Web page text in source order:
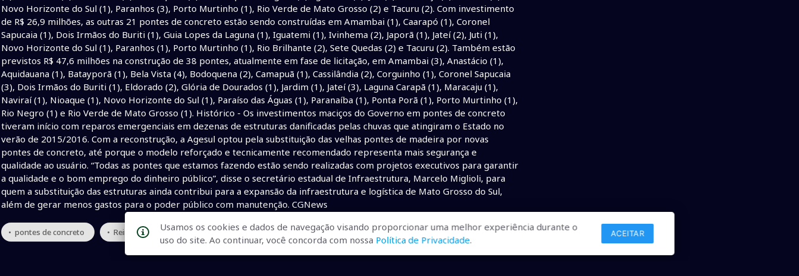
Novo Horizonte do Sul (1), Paranhos (3), Porto Murtinho (1), Rio Verde de Mato Grosso (2) e Tacuru (2). Com investimento
de R$ 26,9 milhões, as outras 21 pontes de concreto estão sendo construídas em Amambai (1), Caarapó (1), Coronel
Sapucaia (1), Dois Irmãos do Buriti (1), Guia Lopes da Laguna (1), Iguatemi (1), Ivinhema (2), Japorã (1), Jateí (2), Juti (1),
Novo Horizonte do Sul (1), Paranhos (1), Porto Murtinho (1), Rio Brilhante (2), Sete Quedas (2) e Tacuru (2). Também estão
previstos R$ 47,6 milhões na construção de 38 pontes, atualmente em fase de licitação, em Amambai (3), Anastácio (1),
Aquidauana (1), Batayporã (1), Bela Vista (4), Bodoquena (2), Camapuã (1), Cassilândia (2), Corguinho (1), Coronel Sapucaia
(3), Dois Irmãos do Buriti (1), Eldorado (2), Glória de Dourados (1), Jardim (1), Jateí (3), Laguna Carapã (1), Maracaju (1),
Naviraí (1), Nioaque (1), Novo Horizonte do Sul (1), Paraíso das Águas (1), Paranaíba (1), Ponta Porã (1), Porto Murtinho (1),
Rio Negro (1) e Rio Verde de Mato Grosso (1). Histórico - Os investimentos maciços do Governo em pontes de concreto
tiveram início com reparos emergenciais em dezenas de estruturas danificadas pelas chuvas que atingiram o Estado no
verão de 2015/2016. Com a reconstrução, a Agesul optou pela substituição das velhas pontes de madeira por novas
pontes de concreto, até porque o modelo reforçado e tecnicamente recomendado representa mais segurança e
qualidade ao usuário. “Todas as pontes que estamos fazendo estão sendo realizadas com projetos executivos para garantir
a qualidade e o bom emprego do dinheiro público”, disse o secretário estadual de Infraestrutura, Marcelo Miglioli, para
quem a substituição das estruturas ainda contribui para a expansão da infraestrutura e logística de Mato Grosso do Sul,
além de gerar menos gastos para o poder público com manutenção. CGNews
• pontes de concreto • Reinaldo Azambuja • governo de MS
Usamos os cookies e dados de navegação visando proporcionar uma melhor experiência durante o
uso do site. Ao continuar, você concorda com nossa Política de Privacidade.
ACEITAR